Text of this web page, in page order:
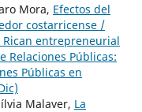
Mora, Efectos del
costarricense /
Rican entrepreneurial
Relaciones Públicas:
Públicas en
Malaver, La